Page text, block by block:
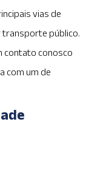
vias de
transporte público.
contato conosco
com um de